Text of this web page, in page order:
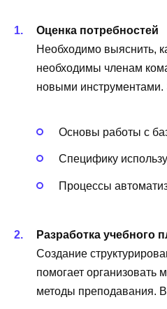
Оценка потребностей
Необходимо выяснить,
необходимы членам
новыми инструментами.
Основы работы с
Специфику
Процессы
Разработка учебного
Создание
помогает организовать
методы преподавания.